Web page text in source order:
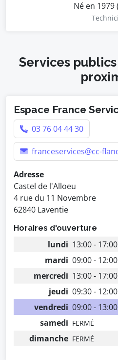
Né en 1979
Services
Espace France
03 76 04 44 30
franceservices@cc-
Adresse
Castel de l'Alloeu
4 rue du 11 Novembre
62840 Laventie
Horaires d'ouverture
lundi 13:00 - 17:00
mardi 09:00 -
mercredi 13:00 - 17:00
jeudi 09:30 -
vendredi 09:00 - 13:00
samedi FERMÉ
dimanche FERMÉ